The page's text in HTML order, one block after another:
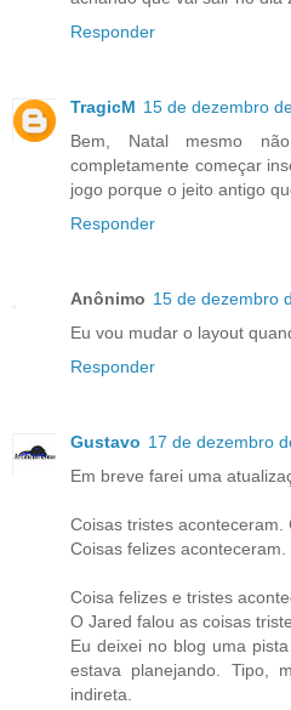
Responder
TragicM 15 de dezembro
Bem, Natal mesmo
completamente começar
jogo porque o jeito antigo
Responder
Anônimo 15 de dezembro
Eu vou mudar o layout
Responder
Gustavo 17 de dezembro
Em breve farei uma
Coisas tristes aconteceram.
Coisas felizes aconteceram.
Coisa felizes e tristes
O Jared falou as coisas
Eu deixei no blog uma
estava planejando. Tipo,
indireta.